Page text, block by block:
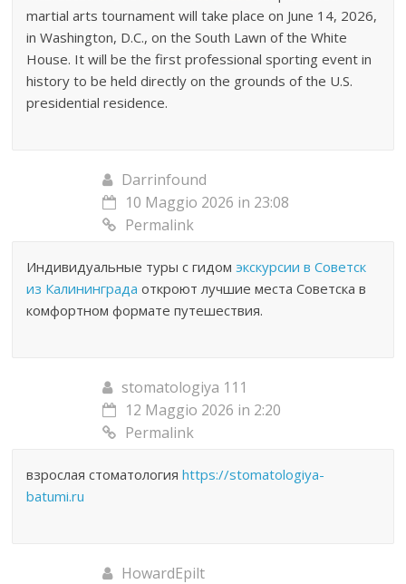
martial arts tournament will take place on June 14, 2026,
in Washington, D.C., on the South Lawn of the White
House. It will be the first professional sporting event in
history to be held directly on the grounds of the U.S.
presidential residence.
Darrinfound
10 Maggio 2026 in 23:08
Permalink
Индивидуальные туры с гидом экскурсии в Советск
из Калининграда откроют лучшие места Советска в
комфортном формате путешествия.
stomatologiya 111
12 Maggio 2026 in 2:20
Permalink
взрослая стоматологияhttps://stomatologiya-
batumi.ru
HowardEpilt